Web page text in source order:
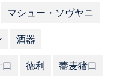
マシュー・ソヴヤニ
酒器
口 徳利 蕎麦猪口